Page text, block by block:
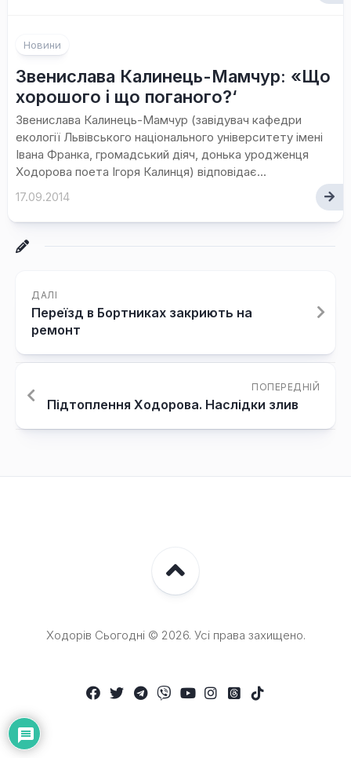
Новини
Звенислава Калинець-Мамчур: «Що
хорошого і що поганого?‘
Звенислава Калинець-Мамчур (завідувач кафедри
екології Львівського національного університету імені
Івана Франка, громадський діяч, донька уродженця
Ходорова поета Ігоря Калинця) відповідає...
17.09.2014
ДАЛІ
Переїзд в Бортниках закриють на
ремонт
ПОПЕРЕДНІЙ
Підтоплення Ходорова. Наслідки злив
Ходорів Сьогодні © 2026. Усі права захищено.